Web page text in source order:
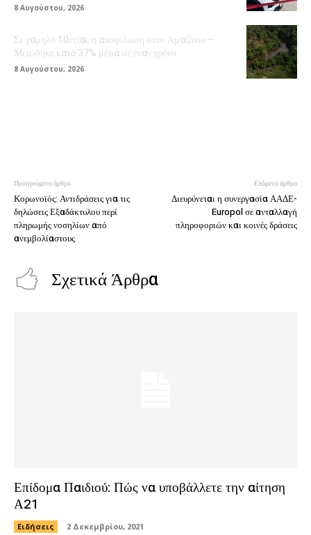
8 Αυγούστου, 2026
Σε χαμηλό 10ετίας η αποψίλωση στον Αμαζόνιο –
Μειώθηκε κατά 37% μέσα σε έναν χρόνο
8 Αυγούστου, 2026
Προηγούμενο άρθρο
Κορωνοϊός: Αντιδράσεις για τις
δηλώσεις Εξαδάκτυλου περί
πληρωμής νοσηλίων από
ανεμβολίαστους
Επόμενο άρθρο
Διευρύνεται η συνεργασία ΑΑΔΕ-
Europol σε ανταλλαγή
πληροφοριών και κοινές δράσεις
Σχετικά Άρθρα
Επίδομα Παιδιού: Πώς να υποβάλλετε την αίτηση
Α21
Ειδήσεις 2 Δεκεμβρίου, 2021